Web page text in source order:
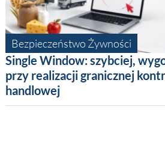
Bezpieczeństwo Żywności
Single Window: szybciej,
przy realizacji granicznej
handlowej